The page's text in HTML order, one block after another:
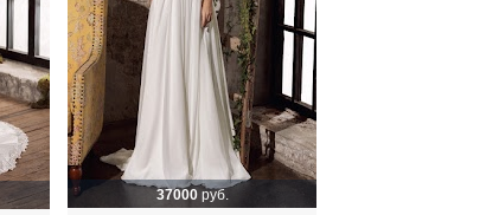
37000руб.